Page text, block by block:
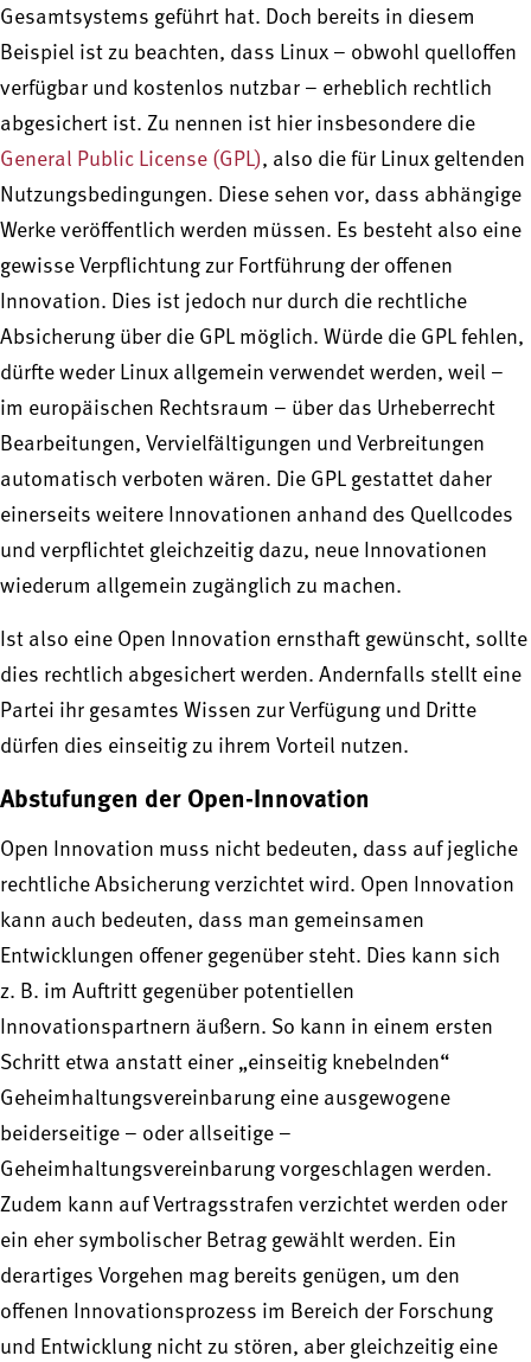
Gesamtsystems geführt hat. Doch bereits in diesem
Beispiel ist zu beachten, dass Linux – obwohl quelloffen
verfügbar und kostenlos nutzbar – erheblich rechtlich
abgesichert ist. Zu nennen ist hier insbesondere die
General Public License (GPL), also die für Linux geltenden
Nutzungsbedingungen. Diese sehen vor, dass abhängige
Werke veröffentlich werden müssen. Es besteht also eine
gewisse Verpflichtung zur Fortführung der offenen
Innovation. Dies ist jedoch nur durch die rechtliche
Absicherung über die GPL möglich. Würde die GPL fehlen,
dürfte weder Linux allgemein verwendet werden, weil –
im europäischen Rechtsraum – über das Urheberrecht
Bearbeitungen, Vervielfältigungen und Verbreitungen
automatisch verboten wären. Die GPL gestattet daher
einerseits weitere Innovationen anhand des Quellcodes
und verpflichtet gleichzeitig dazu, neue Innovationen
wiederum allgemein zugänglich zu machen.
Ist also eine Open Innovation ernsthaft gewünscht, sollte
dies rechtlich abgesichert werden. Andernfalls stellt eine
Partei ihr gesamtes Wissen zur Verfügung und Dritte
dürfen dies einseitig zu ihrem Vorteil nutzen.
Abstufungen der Open-Innovation
Open Innovation muss nicht bedeuten, dass auf jegliche
rechtliche Absicherung verzichtet wird. Open Innovation
kann auch bedeuten, dass man gemeinsamen
Entwicklungen offener gegenüber steht. Dies kann sich
z. B. im Auftritt gegenüber potentiellen
Innovationspartnern äußern. So kann in einem ersten
Schritt etwa anstatt einer „einseitig knebelnden“
Geheimhaltungsvereinbarung eine ausgewogene
beiderseitige – oder allseitige –
Geheimhaltungsvereinbarung vorgeschlagen werden.
Zudem kann auf Vertragsstrafen verzichtet werden oder
ein eher symbolischer Betrag gewählt werden. Ein
derartiges Vorgehen mag bereits genügen, um den
offenen Innovationsprozess im Bereich der Forschung
und Entwicklung nicht zu stören, aber gleichzeitig eine